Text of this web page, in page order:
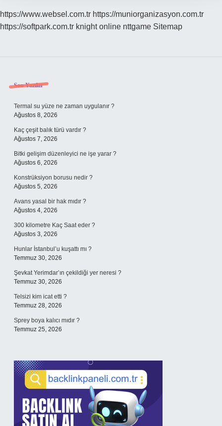
https://www.websel.com.tr https://muniorganizasyon.com.tr
https://softpark.com.tr knight online nttgame Sitemap
Sidebar
Son Yazılar
Termal su yüze ne zaman uygulanır ?
Ağustos 8, 2026
Kaç çeşit balık türü vardır ?
Ağustos 7, 2026
Bitki gelişim düzenleyici ne işe yarar ?
Ağustos 6, 2026
Konstrüksiyon borusu nedir ?
Ağustos 5, 2026
Avans yasal bir hak mıdır ?
Ağustos 4, 2026
300 kilometre Kaç Saat eder ?
Ağustos 3, 2026
Hunlar İstanbul’u kuşattı mı ?
Temmuz 30, 2026
Şevkat Yerimdar’ın çekildiği yer neresi ?
Temmuz 30, 2026
Telsizi kim icat etti ?
Temmuz 28, 2026
Sprey boya kalıcı mıdır ?
Temmuz 25, 2026